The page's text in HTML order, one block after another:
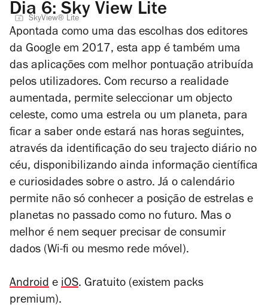
Dia 6: Sky View Lite
SkyView® Lite
Apontada como uma das escolhas dos editores
da Google em 2017, esta app é também uma
das aplicações com melhor pontuação atribuída
pelos utilizadores. Com recurso a realidade
aumentada, permite seleccionar um objecto
celeste, como uma estrela ou um planeta, para
ficar a saber onde estará nas horas seguintes,
através da identificação do seu trajecto diário no
céu, disponibilizando ainda informação científica
e curiosidades sobre o astro. Já o calendário
permite não só conhecer a posição de estrelas e
planetas no passado como no futuro. Mas o
melhor é nem sequer precisar de consumir
dados (Wi-fi ou mesmo rede móvel).
Android e iOS. Gratuito (existem packs
premium).